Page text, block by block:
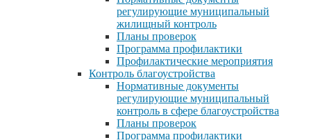
регулирующие муниципальный
жилищный контроль
Планы проверок
Программа профилактики
Профилактические мероприятия
Контроль благоустройства
Нормативные документы
регулирующие муниципальный
контроль в сфере благоустройства
Планы проверок
Программа профилактики